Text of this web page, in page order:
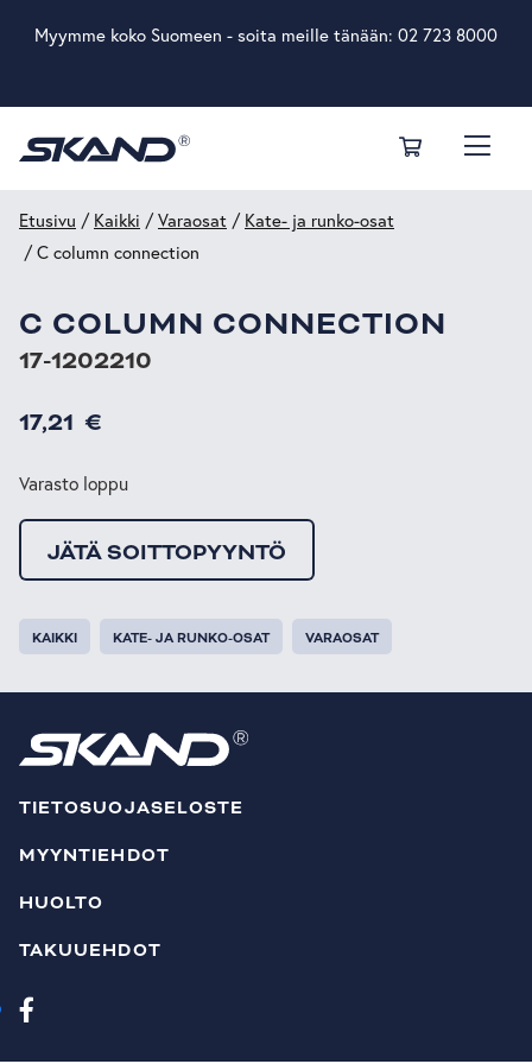
Myymme koko Suomeen - soita meille tänään: 02 723 8000
Etusivu / Kaikki /Varaosat / Kate- ja runko-osat
/ C column connection
C COLUMN CONNECTION
17-1202210
17,21 €
Varasto loppu
JÄTÄ SOITTOPYYNTÖ
KAIKKI KATE- JA RUNKO-OSAT VARAOSAT
TIETOSUOJASELOSTE
MYYNTIEHDOT
HUOLTO
TAKUUEHDOT